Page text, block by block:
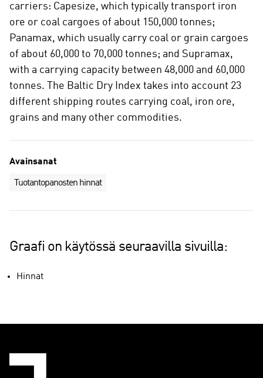
carriers: Capesize, which typically transport iron
ore or coal cargoes of about 150,000 tonnes;
Panamax, which usually carry coal or grain cargoes
of about 60,000 to 70,000 tonnes; and Supramax,
with a carrying capacity between 48,000 and 60,000
tonnes. The Baltic Dry Index takes into account 23
different shipping routes carrying coal, iron ore,
grains and many other commodities.
Avainsanat
Tuotantopanosten hinnat
Graafi on käytössä seuraavilla sivuilla:
Hinnat